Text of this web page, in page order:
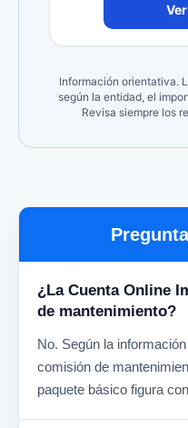
Información orientativa.
según la entidad, el
Revisa siempre los
¿La Cuenta Online
de mantenimiento?
No. Según la
comisión de
paquete básico figura